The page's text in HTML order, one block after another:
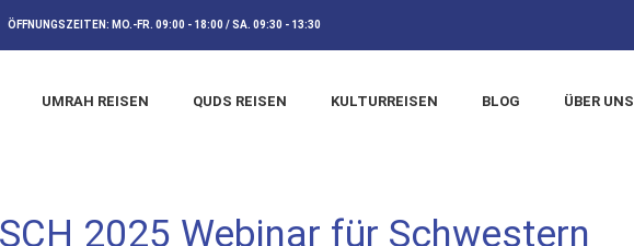
ÖFFNUNGSZEITEN: MO.-FR. 09:00 - 18:00 / SA. 09:30 - 13:30
UMRAH REISEN QUDS REISEN KULTURREISEN BLOG
ÜBER UNS
2025 Webinar für Schwestern